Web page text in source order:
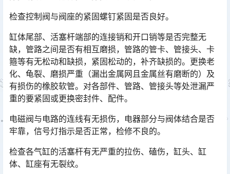
检查控制阀与阀座的紧固螺钉紧固是否良好。
缸体尾部、活塞杆端部的连接销和开口销等是否完整无
缺，管路之间是否有相互磨损，管路的管卡、管接头、卡
箍等有无松动和缺损，紧固松动的，补齐缺损的。更换老
化、龟裂、磨损严重（漏出金属网且金属丝有磨断的）及
有损伤的橡胶软管。对各部件、管路、管接头等处泄漏严
重的要紧固或更换密封件、配件。󠅅󠅃󠄵󠅂󠄪󠇖󠆨󠆨󠇕󠆞󠆒󠅬󠇘󠆭󠆘󠇙󠆝󠅵󠇗󠆭󠆁󠄐󠇗󠅹󠅸󠇖󠆍󠅳󠇖󠅹󠅰󠇖󠆌󠅹
电磁阀与电路的连线有无损伤，电器部分与阀体结合是否
牢靠，信号灯指示是否正常，检修不良的。
检查各气缸的活塞杆有无严重的拉伤、磕伤，缸头、缸
体、缸座有无裂纹。